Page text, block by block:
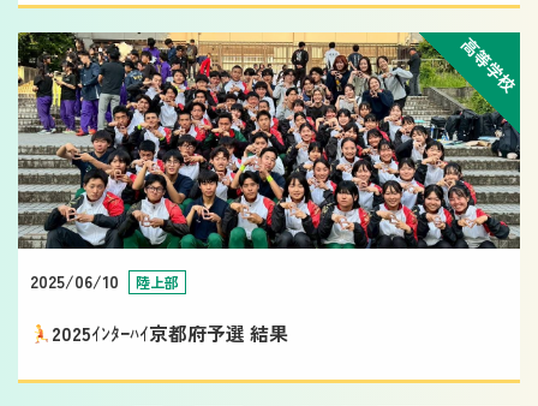
高等学校
2025/06/10 陸上部
2025ｲﾝﾀｰﾊｲ京都府予選 結果